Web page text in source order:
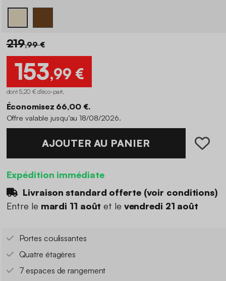
219,99 €
153,99 €
dont 5,20 € d'éco-part.
Économisez 66,00 €.
Offre valable jusqu’au 18/08/2026.
AJOUTER AU PANIER
Expédition immédiate
Livraison standard offerte (voir conditions)
Entre le mardi 11 août et le vendredi 21 août
Portes coulissantes
Quatre étagères
7 espaces de rangement